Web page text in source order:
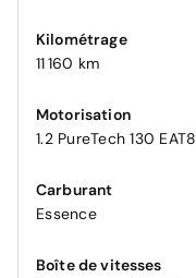
Kilométrage
11 160 km
Motorisation
1.2 PureTech 130 EAT8
Carburant
Essence
Boîte de vitesses